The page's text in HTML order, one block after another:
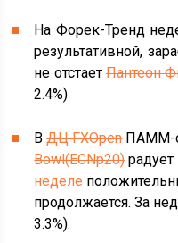
На Форек-Тренд
результативной,
не отстает Пантеон
2.4%)
ВДЦ FXOpenПАММ-
Bowl(ECNp20)радует
неделе
продолжается. За
3.3%).